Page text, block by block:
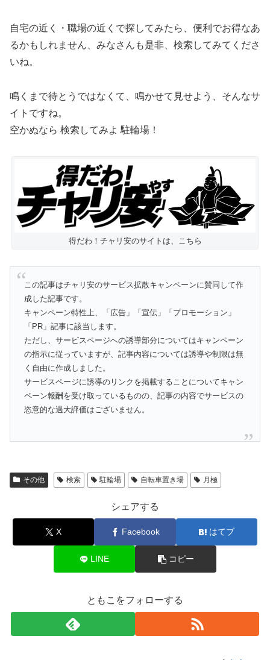
自宅の近く・職場の近くで探してみたら、便利でお得なあ
るかもしれません、みなさんも是非、検索してみてくださ
いね。
鳴くまで待とうではなくて、鳴かせて見せよう、そんなサ
イトですね。
空かぬなら 検索してみよ 駐輪場！
得だわ！チャリ安のサイトは、こちら
この記事はチャリ安のサービス拡散キャンペーンに賛同して作
成した記事です。
キャンペーン特性上、「広告」「宣伝」「プロモーション」
「PR」記事に該当します。
ただし、サービスページへの誘導部分についてはキャンペーン
の指示に従っていますが、記事内容については誘導や制限は無
く自由に作成しました。
サービスページに誘導のリンクを掲載することについてキャン
ペーン報酬を受け取っているものの、記事の内容でサービスの
恣意的な過大評価はございません。
その他 検索 駐輪場 自転車置き場 月極
シェアする
X Facebook はてブ
LINE コピー
ともこをフォローする